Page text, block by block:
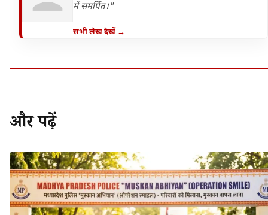
में समर्पित।"
सभी लेख देखें →
और पढ़ें